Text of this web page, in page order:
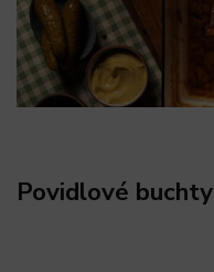
Povidlové buchty